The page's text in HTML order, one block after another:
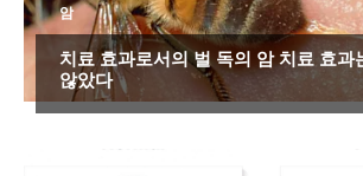
암
치료 효과로서의 벌 독의 암 치료 효과
않았다